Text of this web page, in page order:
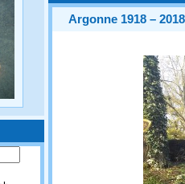
Argonne 1918 – 2018